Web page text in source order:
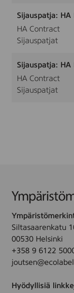
Sijauspatja: HA
HA Contract
Sijauspatjat
Sijauspatja: HA
HA Contract
Sijauspatjat
Siltasaarenkatu
00530 Helsinki
+358 9 6122
Hyödyllisiä